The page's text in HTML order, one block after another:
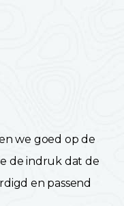
we goed op de
de indruk dat de
en passend